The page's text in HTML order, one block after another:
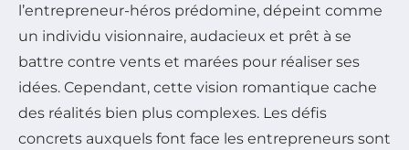
l’entrepreneur-héros prédomine, dépeint comme
un individu visionnaire, audacieux et prêt à se
battre contre vents et marées pour réaliser ses
idées. Cependant, cette vision romantique cache
des réalités bien plus complexes. Les défis
concrets auxquels font face les entrepreneurs sont